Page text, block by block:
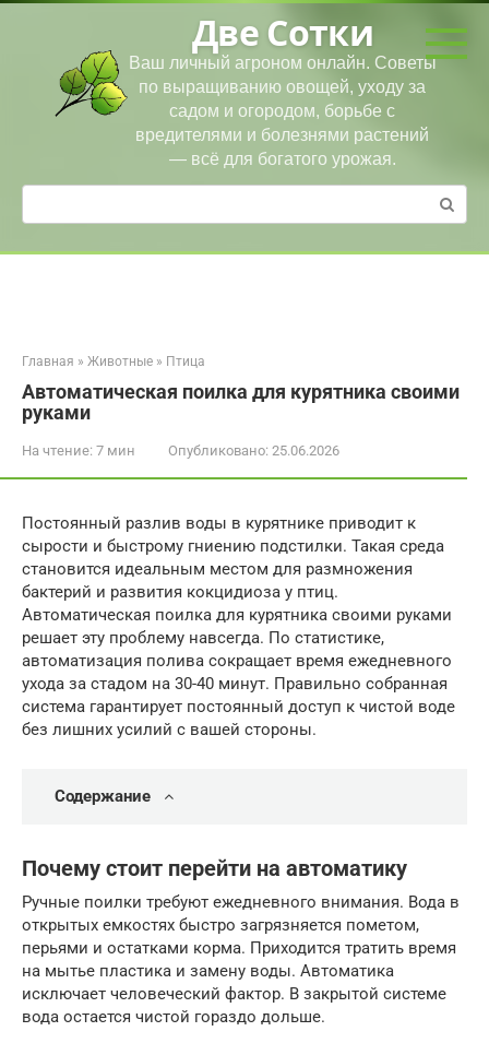
Перейти
Две Сотки
Ваш личный агроном онлайн. Советы
по выращиванию овощей, уходу за
садом и огородом, борьбе с
вредителями и болезнями растений
— всё для богатого урожая.
Поиск:
Главная » Животные » Птица
Автоматическая поилка для курятника своими
руками
На чтение: 7 мин Опубликовано: 25.06.2026
Постоянный разлив воды в курятнике приводит к
сырости и быстрому гниению подстилки. Такая среда
становится идеальным местом для размножения
бактерий и развития кокцидиоза у птиц.
Автоматическая поилка для курятника своими руками
решает эту проблему навсегда. По статистике,
автоматизация полива сокращает время ежедневного
ухода за стадом на 30-40 минут. Правильно собранная
система гарантирует постоянный доступ к чистой воде
без лишних усилий с вашей стороны.
Содержание
Почему стоит перейти на автоматику
Ручные поилки требуют ежедневного внимания. Вода в
открытых емкостях быстро загрязняется пометом,
перьями и остатками корма. Приходится тратить время
на мытье пластика и замену воды. Автоматика
исключает человеческий фактор. В закрытой системе
вода остается чистой гораздо дольше.